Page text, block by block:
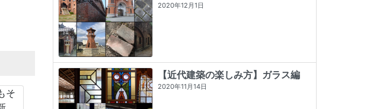
2020年12月1日
【近代建築の楽しみ方】ガラス編
2020年11月14日